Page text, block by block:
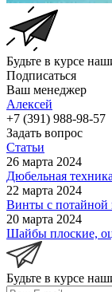
Будьте в курсе
Подписаться
Ваш менеджер
Алексей
+7 (391) 988-98-57
Задать вопрос
Статьи
26 марта 2024
Дюбельная техника
22 марта 2024
Винты с потайной
20 марта 2024
Шайбы плоские,
Будьте в курсе